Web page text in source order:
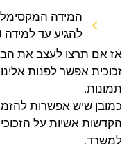
המידה
להגיע עד למידה 240/150
אז אם תרצו לעצב את
זכוכית אפשר לפנות
תמונות.
כמובן שיש אפשרות
הקדשות אשיות על
למשרד.